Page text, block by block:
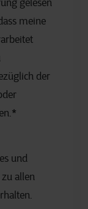
gelesen
meine
der
*
und
allen